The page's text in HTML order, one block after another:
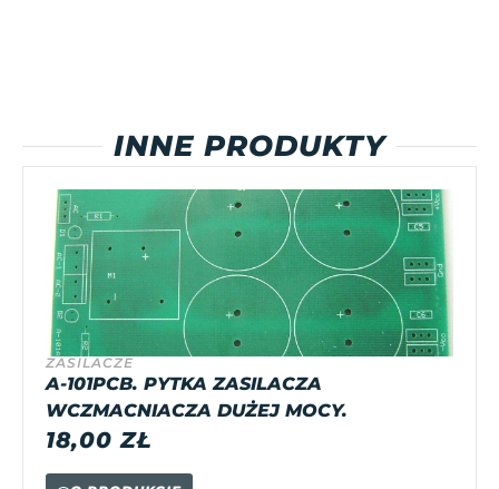
INNE PRODUKTY
ZASILACZE
A-101PCB. PYTKA ZASILACZA
WCZMACNIACZA DUŻEJ MOCY.
18,00ZŁ